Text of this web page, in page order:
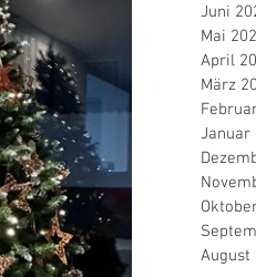
Juni
Mai
April
März
Januar
August